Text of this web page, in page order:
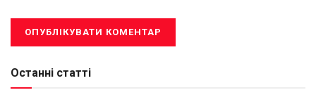
Останні статті